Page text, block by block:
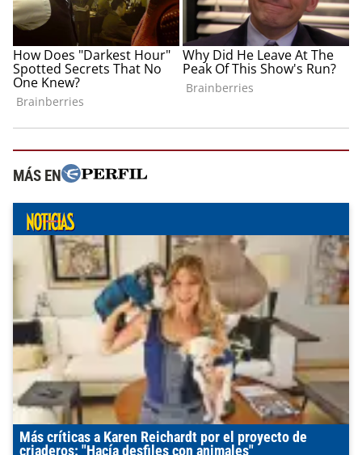
MÁS EN
Más críticas a Karen Reichardt por el proyecto de
criaderos: "Hacía desfiles con animales"